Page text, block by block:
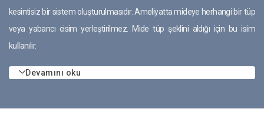
kesintisiz bir sistem oluşturulmasıdır. Ameliyatta mideye herhangi bir tüp
veya yabancı cisim yerleştirilmez. Mide tüp şeklini aldığı için bu isim
kullanılır.
Devamını oku